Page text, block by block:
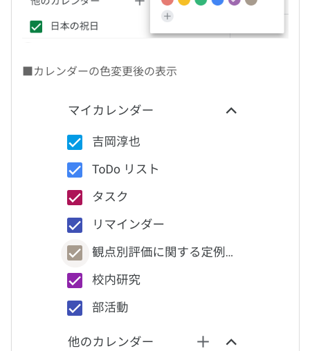
■カレンダーの色変更後の表示